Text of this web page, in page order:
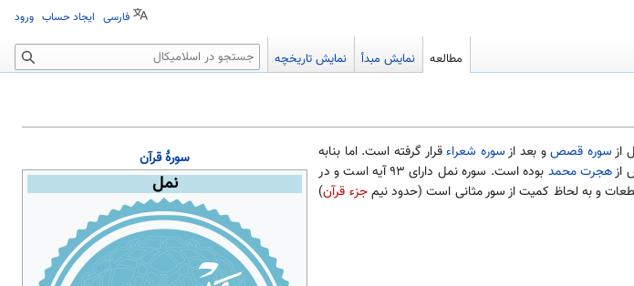
سورهٔقرآن
نمل
ازسوره قصصو بعد ازسوره شعراءقرار گرفته است. اما بنابه
ازهجرت محمد
بوده است. سوره نمل دارای ۹۳ آیه است و در
و به لحاظ کمیت از سور مثانی است (حدود نیمجزء قرآن)
فارسی ایجاد حساب ورود
مطالعه نمایش مبدأ نمایش تاریخچه جستجو